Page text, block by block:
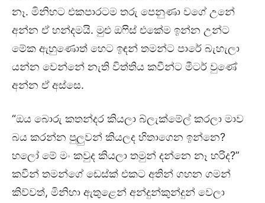
නෑ. මිනිහට එකපාරටම තරු පෙනුණා වගේ උනේ
අන්න ඒ හන්දමයි. මුළු ඔෆිස් එකේම ඉන්න උන්ට
මේක ඇහුණොත් හෙට ඉඳන් තමන්ට පාරේ බැහැලා
යන්න වෙන්නේ නැති විත්තිය කවීන්ට මීටර් වුණේ
අන්න ඒ අස්සෙ.
“ඔය බොරු කතන්දර කියලා බ්ලැක්මේල් කරලා මාව
බය කරන්න පුලුවන් කියලද හිතාගෙන ඉන්නෙ?
හලෝ මේ මං කවුද කියලා තමුන් දන්නෙ නෑ හරිද?”
කවීන් තමන්ගේ ඩෙස්ක් එකට අතින් ගහන ගමන්
කිව්වත්, මිනිහා ඇතුළෙන් අන්දුන්කුන්දුන් වෙලා